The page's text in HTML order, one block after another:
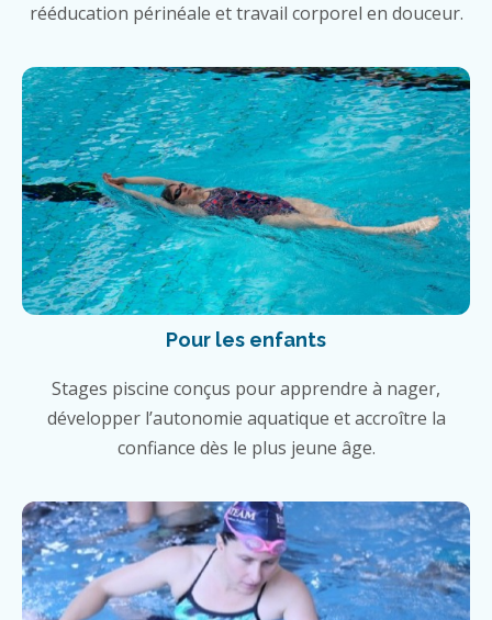
rééducation périnéale et travail corporel en douceur.
Pour les enfants
Stages piscine conçus pour apprendre à nager,
développer l’autonomie aquatique et accroître la
confiance dès le plus jeune âge.